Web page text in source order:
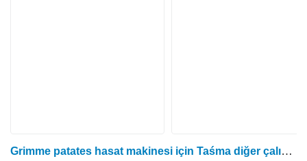
Grimme patates hasat makinesi için Taśma diğer çalışan parçalar